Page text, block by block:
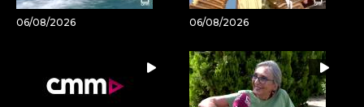
06/08/2026 06/08/2026